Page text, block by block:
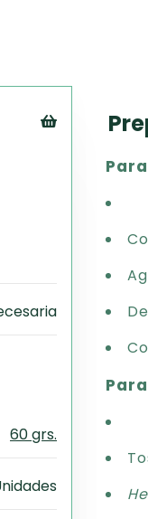
60 grs.